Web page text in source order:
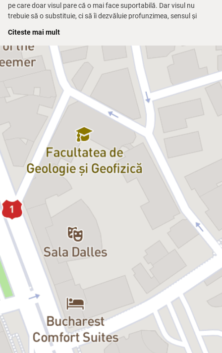
pe care doar visul pare că o mai face suportabilă. Dar visul nu
trebuie să o substituie, ci să îi dezvăluie profunzimea, sensul și
Această parabolă teatrală îi aduce împreună pe actoriiOana Pellea
Mircea Rusu
, într-o montare care vorbește despre fragilitatea
umană și despre felul în care realitatea, mijlocită de vis, devine
„Îndrăgostiți de însuși faptul de a fi îndrăgostiți, milioane de oameni
visează Veneția. Adriatica bate cu valurile sale malurile de cărămidă
ale insulei. Felinarele se aprind unul câte unul, dintr-un tonomat se
aude incredibila muzică a lui Lucio Dalla. Totul e ireal de frumos. În
mirajul romantismului absolut, o femeie și un bărbat se
redescoperă, așa cum nu și-au imaginat vreodată că ar putea fi.” —
Mariana Cămărășan
Teodor Mazilu a fost un spirit de combatant, mereu pregătit să
sfideze confortul intelectual, clișeele și amăgirile. Piesa sa,
e în septembrie la Veneția
, este o invitație la luciditate, punând în
fața spectatorului o alegere radicală: să trăiască prezentul în toată
intensitatea sa sau să se refugieze într-un trecut sau viitor iluzoriu,
ratând astfel întâlnirea cu viața.
Distribuție:
Oana Pellea
Mircea Rusu
Citeste mai mult